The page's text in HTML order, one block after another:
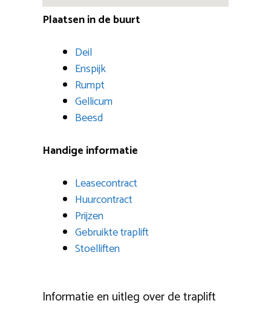
Plaatsen in de buurt
Deil
Enspijk
Rumpt
Gellicum
Beesd
Handige informatie
Leasecontract
Huurcontract
Prijzen
Gebruikte traplift
Stoelliften
Informatie en uitleg over de traplift